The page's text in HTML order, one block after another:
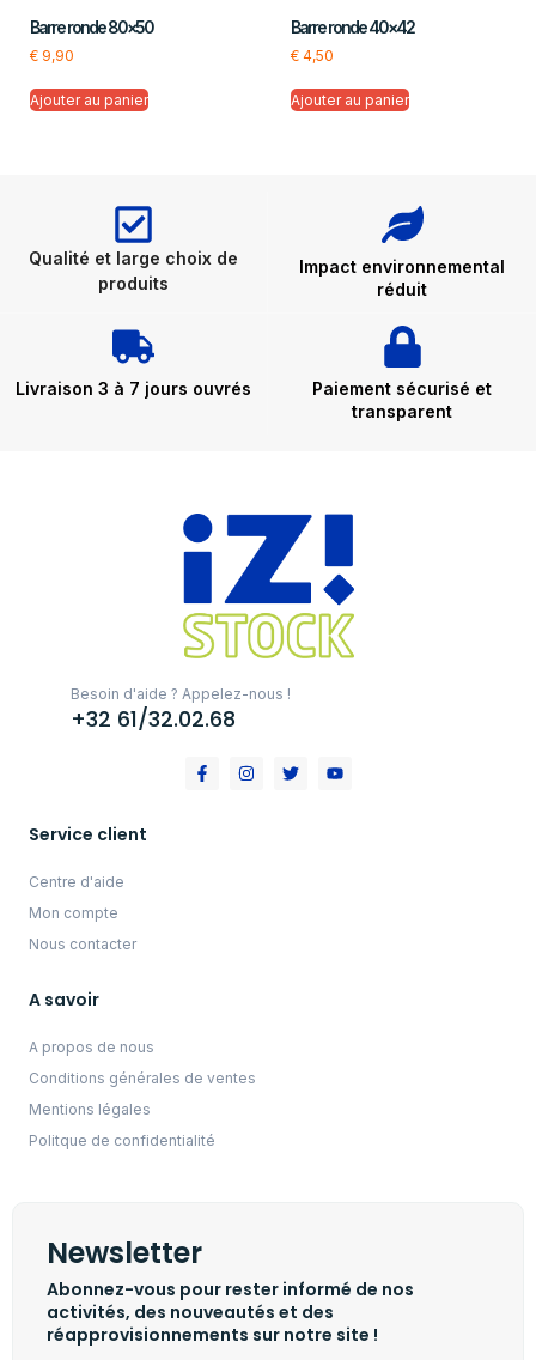
Barre ronde 80×50
€ 9,90
Ajouter au panier
Barre ronde 40×42
€4,50
Ajouter au panier
Qualité et large choix de
produits
Impact environnemental
réduit
Livraison 3 à 7 jours ouvrés
Paiement sécurisé et
transparent
Besoin d'aide ? Appelez-nous !
+32 61/32.02.68
Service client
Centre d'aide
Mon compte
Nous contacter
A savoir
A propos de nous
Conditions générales de ventes
Mentions légales
Politque de confidentialité
Newsletter
Abonnez-vous pour rester informé de nos
activités, des nouveautés et des
réapprovisionnements sur notre site !